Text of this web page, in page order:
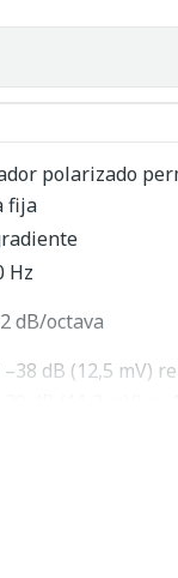
polarizado
fija
Hz
dB/octava
–38 dB (12,5 mV)